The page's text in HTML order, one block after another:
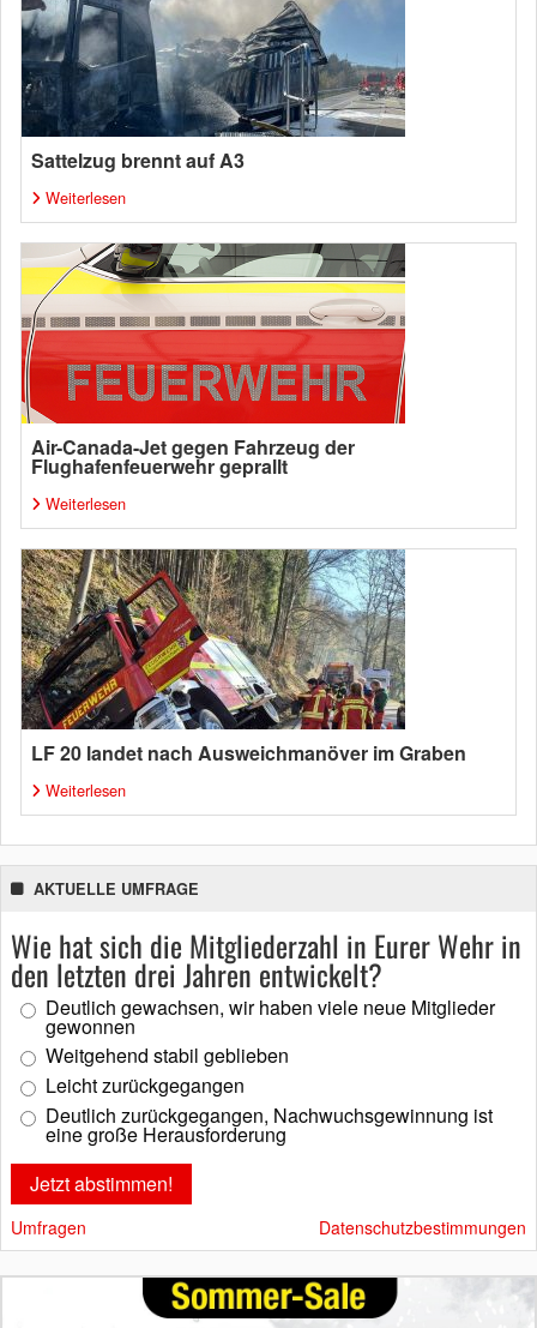
Sattelzug brennt auf A3
Weiterlesen
Air-Canada-Jet gegen Fahrzeug der
Flughafenfeuerwehr geprallt
Weiterlesen
LF 20 landet nach Ausweichmanöver im Graben
Weiterlesen
AKTUELLE UMFRAGE
Wie hat sich die Mitgliederzahl in Eurer Wehr in
den letzten drei Jahren entwickelt?
Deutlich gewachsen, wir haben viele neue Mitglieder
gewonnen
Weitgehend stabil geblieben
Leicht zurückgegangen
Deutlich zurückgegangen, Nachwuchsgewinnung ist
eine große Herausforderung
Umfragen Datenschutzbestimmungen